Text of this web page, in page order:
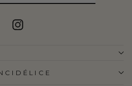
Instagram